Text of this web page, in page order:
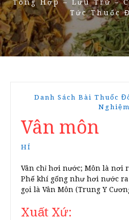
Tổng Hợp – Lưu Trữ –
Tức Thuốc
Danh Sách Bài Thuốc
Nghiệm
Vân môn
HÍ
Vân chỉ hơi nước; Môn là nơi
Phế khí gống như hơi nước
gọi là Vân Môn (Trung Y
Xuất Xứ: